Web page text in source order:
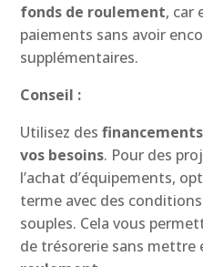
fonds de roulement, car
paiements sans avoir
supplémentaires.
Conseil :
Utilisez des
vos besoins. Pour des
l’achat d’équipements,
terme avec des
souples. Cela vous
de trésorerie sans mettre